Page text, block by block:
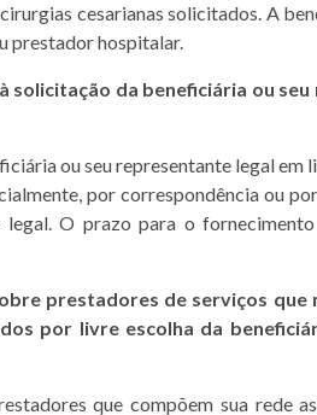
cesarianas solicitados. A
prestador hospitalar.
da beneficiária ou
ou seu representante legal em
por correspondência ou
O prazo para o
prestadores de serviços que
por livre escolha da
que compõem sua rede